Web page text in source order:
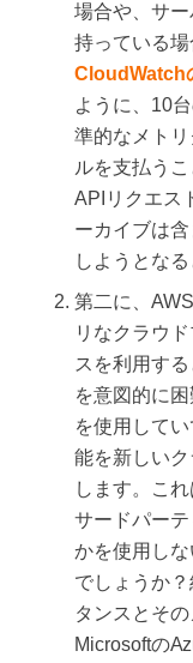
場合や、サ
持っている場
CloudWatch
ように、10
準的なメト
ルを支払う
APIリクエス
ーカイブは
しようとな
第二に、
リなクラウ
スを利用す
を意図的に
を使用して
能を新しい
します。こ
サードパー
かを使用し
でしょうか
タンスとそ
Microsoftの